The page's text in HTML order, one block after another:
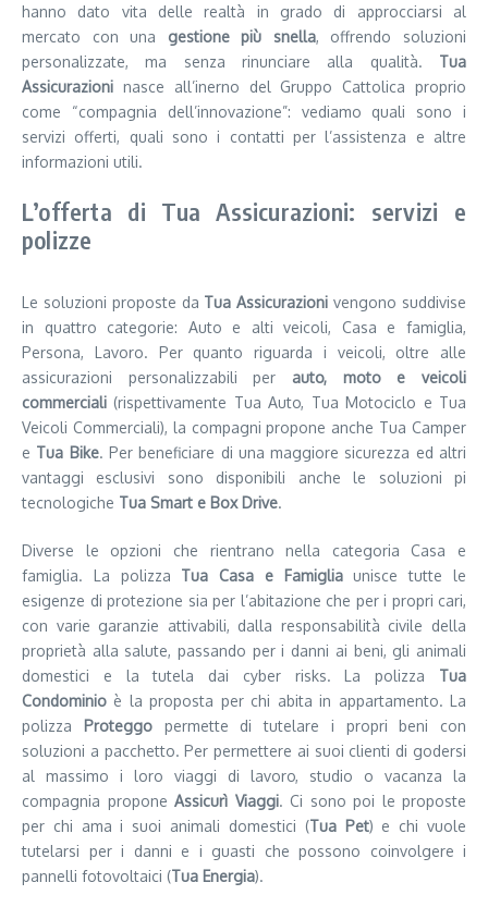
hanno dato vita delle realtà in grado di approcciarsi al
mercato con una gestione più snella, offrendo soluzioni
personalizzate, ma senza rinunciare alla qualità. Tua
Assicurazioni nasce all’inerno del Gruppo Cattolica proprio
come “compagnia dell’innovazione”: vediamo quali sono i
servizi offerti, quali sono i contatti per l’assistenza e altre
informazioni utili.
L’offerta di Tua Assicurazioni: servizi e
polizze
Le soluzioni proposte da Tua Assicurazioni vengono suddivise
in quattro categorie: Auto e alti veicoli, Casa e famiglia,
Persona, Lavoro. Per quanto riguarda i veicoli, oltre alle
assicurazioni personalizzabili per auto, moto e veicoli
commerciali (rispettivamente Tua Auto, Tua Motociclo e Tua
Veicoli Commerciali), la compagni propone anche Tua Camper
e Tua Bike. Per beneficiare di una maggiore sicurezza ed altri
vantaggi esclusivi sono disponibili anche le soluzioni pi
tecnologiche Tua Smart e Box Drive.
Diverse le opzioni che rientrano nella categoria Casa e
famiglia. La polizza Tua Casa e Famigliaunisce tutte le
esigenze di protezione sia per l’abitazione che per i propri cari,
con varie garanzie attivabili, dalla responsabilità civile della
proprietà alla salute, passando per i danni ai beni, gli animali
domestici e la tutela dai cyber risks. La polizza Tua
Condominio è la proposta per chi abita in appartamento. La
polizza Proteggopermette di tutelare i propri beni con
soluzioni a pacchetto. Per permettere ai suoi clienti di godersi
al massimo i loro viaggi di lavoro, studio o vacanza la
compagnia propone Assicurì Viaggi. Ci sono poi le proposte
per chi ama i suoi animali domestici (Tua Pet) e chi vuole
tutelarsi per i danni e i guasti che possono coinvolgere i
pannelli fotovoltaici (Tua Energia).